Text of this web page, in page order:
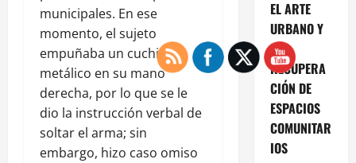
municipales. En ese
momento, el sujeto
empuñaba un cuchillo
metálico en su mano
derecha, por lo que se le
dio la instrucción verbal de
soltar el arma; sin
embargo, hizo caso omiso
EL ARTE
URBANO Y
LA
RECUPERA
CIÓN DE
ESPACIOS
COMUNITAR
IOS